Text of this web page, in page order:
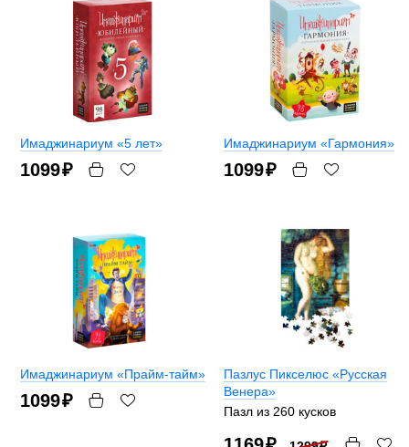
Имаджинариум «5 лет»
1099₽
Имаджинариум «Гармония»
1099₽
Имаджинариум «Прайм-тайм»
1099₽
Пазлус Пикселюс «Русская
Венера»
Пазл из 260 кусков